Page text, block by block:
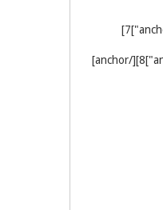
[sup][aname="rpa2b307575e60f4bde8706302a2e8f63f8"][[/aname][anchor="pa2b307575e60f4bde8706302a2e8f63f8"]7]
[sup][aname="rpae450ddb9e0df4f43af4fd9f8e4c5c65d"][[/aname][anchor="pae450ddb9e0df4f43af4fd9f8e4c5c65d"]8][/anchor]